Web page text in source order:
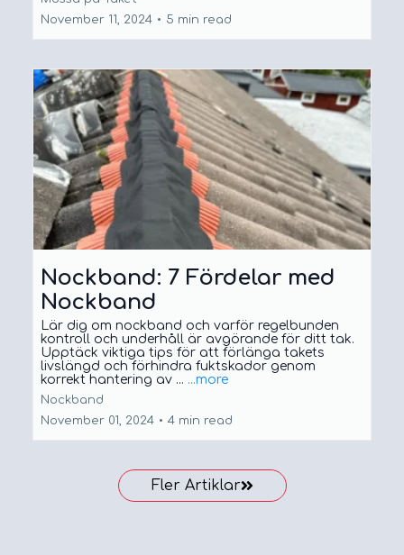
November 11, 2024 • 5 min read
Nockband: 7 Fördelar med
Nockband
Lär dig om nockband och varför regelbunden
kontroll och underhåll är avgörande för ditt tak.
Upptäck viktiga tips för att förlänga takets
livslängd och förhindra fuktskador genom
korrekt hantering av ... ...more
Nockband
November 01, 2024 • 4 min read
Fler Artiklar